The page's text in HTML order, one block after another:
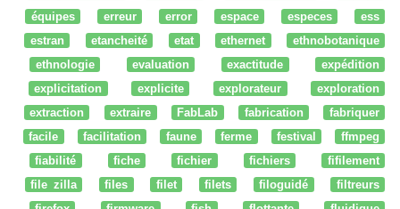
équipes
erreur error espace especes
ess
estran
etancheité etat ethernet
ethnobotanique
ethnologie
evaluation exactitude
expédition
explicitation
explicite explorateur
exploration
extraction
extraire FabLab fabrication
fabriquer
facile
facilitation faune ferme festival
ffmpeg
fiabilité
fiche fichier fichiers
fifilement
file zilla
files filet filets filoguidé
filtreurs